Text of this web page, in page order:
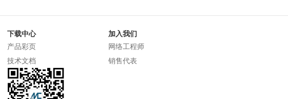
下载中心
产品彩页
技术文档
加入我们
网络工程师
销售代表